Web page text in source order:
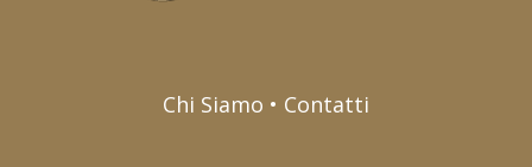
Chi Siamo • Contatti